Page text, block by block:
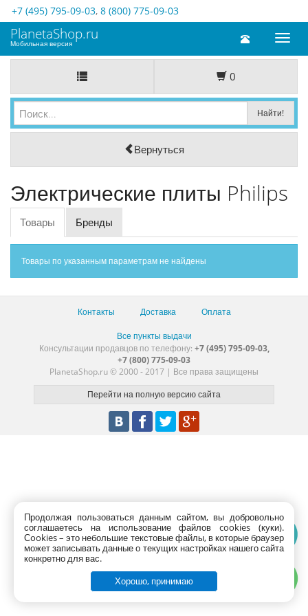
+7 (495) 795-09-03, 8 (800) 775-09-03
Toggle
PlanetaShop.ru
Мобильная версия
0
Вернуться
Электрические плиты Philips
Товары Бренды
Товары по указанным параметрам не найдены
Контакты Доставка Оплата
Все пункты выдачи
Консультации продавцов по телефону: +7 (495) 795-09-03,
+7 (800) 775-09-03
PlanetaShop.ru © 2000 - 2017 | Все права защищены
Продолжая пользоваться данным сайтом, вы добровольно
соглашаетесь на использование файлов cookies (куки).
Сookies – это небольшие текстовые файлы, в которые браузер
может записывать данные о текущих настройках нашего сайта
конкретно для вас.
Хорошо, принимаю